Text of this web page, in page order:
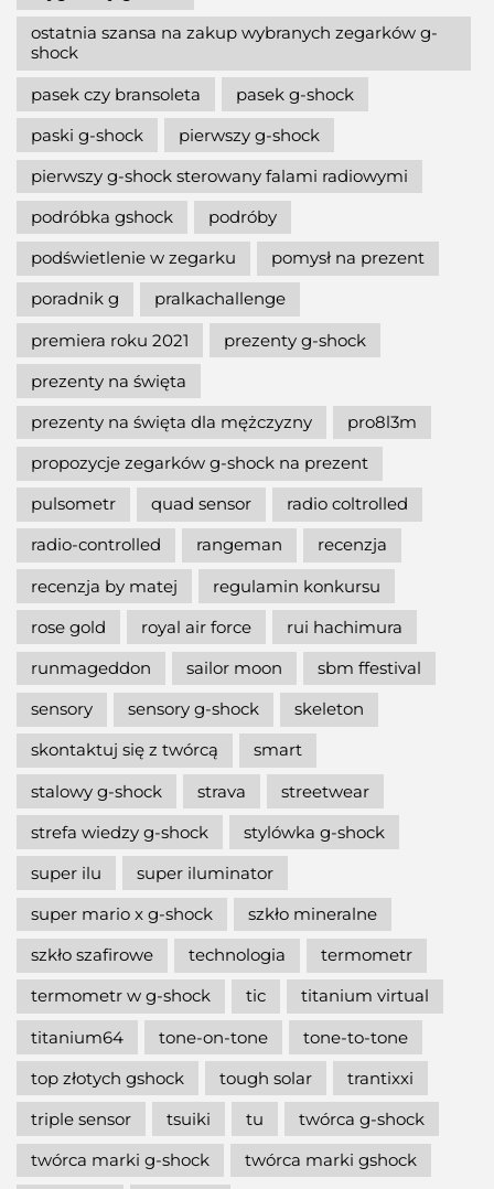
ostatnia szansa na zakup wybranych zegarków g-
shock
pasek czy bransoleta
pasek g-shock
paski g-shock
pierwszy g-shock
pierwszy g-shock sterowany falami radiowymi
podróbka gshock
podróby
podświetlenie w zegarku
pomysł na prezent
poradnik g
pralkachallenge
premiera roku 2021
prezenty g-shock
prezenty na święta
prezenty na święta dla mężczyzny
pro8l3m
propozycje zegarków g-shock na prezent
pulsometr
quad sensor
radio coltrolled
radio-controlled
rangeman
recenzja
recenzja by matej
regulamin konkursu
rose gold
royal air force
rui hachimura
runmageddon
sailor moon
sbm ffestival
sensory
sensory g-shock
skeleton
skontaktuj się z twórcą
smart
stalowy g-shock
strava
streetwear
strefa wiedzy g-shock
stylówka g-shock
super ilu
super iluminator
super mario x g-shock
szkło mineralne
szkło szafirowe
technologia
termometr
termometr w g-shock
tic
titanium virtual
titanium64
tone-on-tone
tone-to-tone
top złotych gshock
tough solar
trantixxi
triple sensor
tsuiki tu
twórca g-shock
twórca marki g-shock
twórca marki gshock